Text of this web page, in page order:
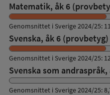
Matematik, åk 6
Genomsnittet i Sverige 2024/25:
Svenska, åk 6 (provbetyg)
Genomsnittet i Sverige 2024/25:
Svenska som
Genomsnittet i Sverige 2024/25: